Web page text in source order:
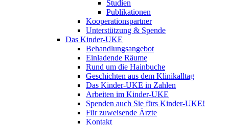
Studien
Publikationen
Kooperationspartner
Unterstützung & Spende
Das Kinder-UKE
Behandlungsangebot
Einladende Räume
Rund um die Hainbuche
Geschichten aus dem Klinikalltag
Das Kinder-UKE in Zahlen
Arbeiten im Kinder-UKE
Spenden auch Sie fürs Kinder-UKE!
Für zuweisende Ärzte
Kontakt